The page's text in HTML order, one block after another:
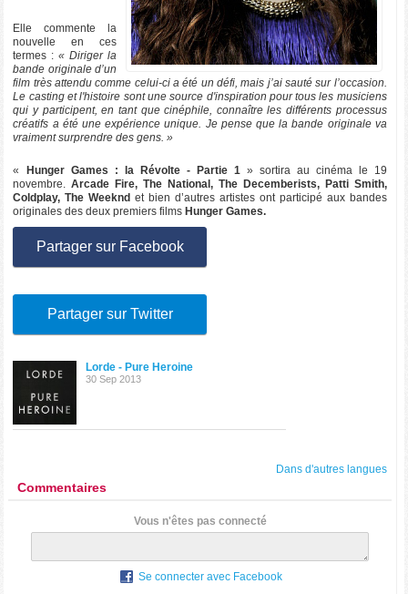
Elle commente la
nouvelle en ces
termes : « Diriger la
bande originale d’un
film très attendu comme celui-ci a été un défi, mais j’ai sauté sur l’occasion.
Le casting et l'histoire sont une source d'inspiration pour tous les musiciens
qui y participent, en tant que cinéphile, connaître les différents processus
créatifs a été une expérience unique. Je pense que la bande originale va
vraiment surprendre des gens. »
« Hunger Games : la Révolte - Partie 1» sortira au cinéma le 19
novembre.Arcade Fire, The National, The Decemberists, Patti Smith,
Coldplay, The Weeknd et bien d’autres artistes ont participé aux bandes
originales des deux premiers films Hunger Games.
Partager sur Facebook
Partager sur Twitter
Lorde - Pure Heroine
30 Sep 2013
Dans d'autres langues
Commentaires
Vous n'êtes pas connecté
Se connecter avec Facebook